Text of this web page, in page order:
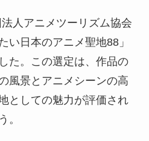
人アニメツーリズム協会
い日本のアニメ聖地88」
た。この選定は、作品の
風景とアニメシーンの高
としての魅力が評価され
。